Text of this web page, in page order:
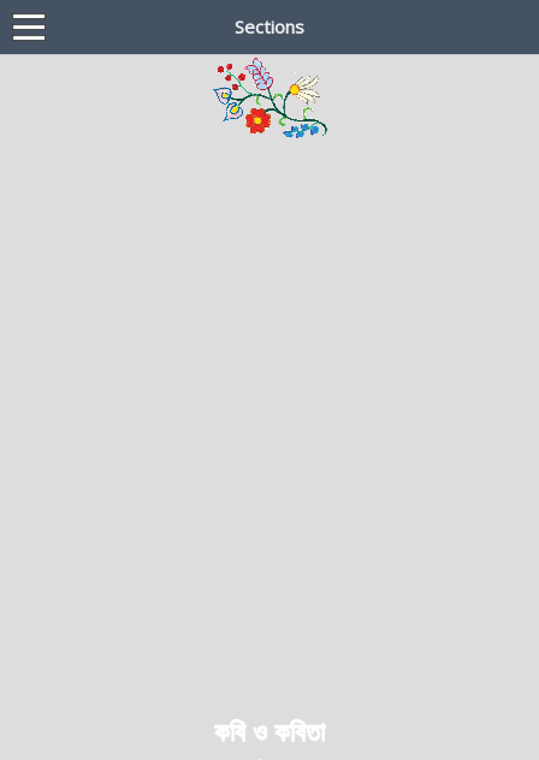
Sections
কবি ও কবিতা